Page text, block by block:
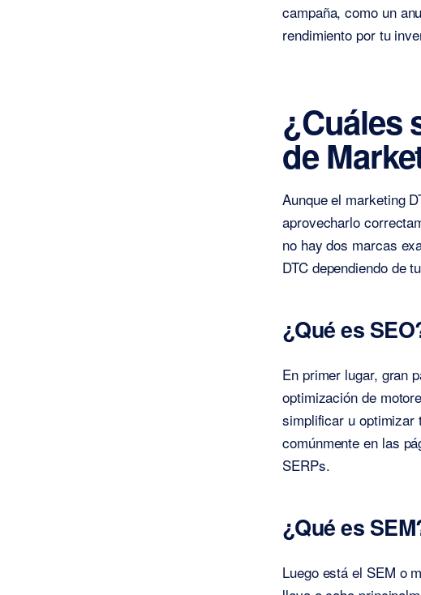
campaña, como un
rendimiento por tu
¿Cuáles
de
Aunque el marketing
aprovecharlo
no hay dos marcas
DTC dependiendo de
¿Qué es
En primer lugar, gran
optimización de
simplificar u optimizar
comúnmente en las
SERPs.
¿Qué es
Luego está el SEM o